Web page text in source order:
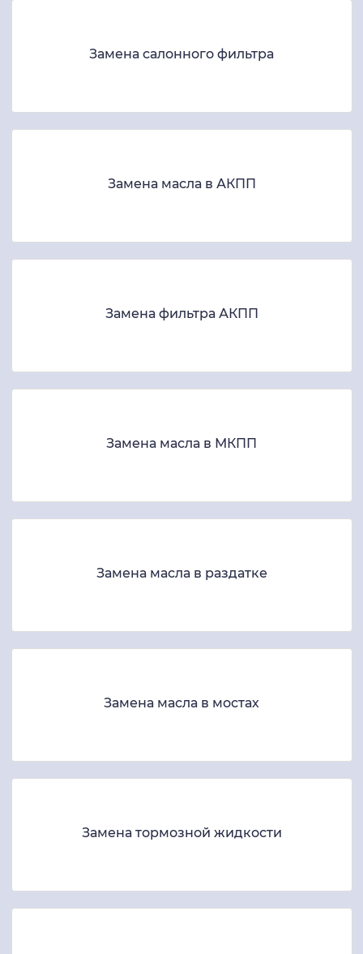
Замена салонного фильтра
Замена масла в АКПП
Замена фильтра АКПП
Замена масла в МКПП
Замена масла в раздатке
Замена масла в мостах
Замена тормозной жидкости